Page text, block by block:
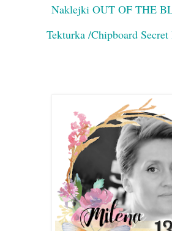
Naklejki OUT OF THE
Tekturka /Chipboard